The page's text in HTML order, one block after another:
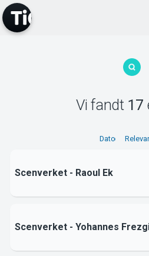
Vi fandt 17
Dato
Scenverket - Raoul Ek
Scenverket - Yohannes